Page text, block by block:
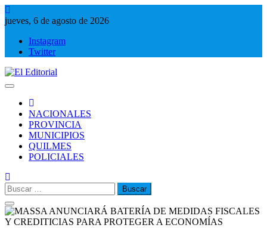
Saltar
al
jueves, 6 de agosto de 2026
Instagram
Twitter
NACIONALES
PROVINCIA
MUNICIPIOS
QUILMES
POLICIALES
Buscar: